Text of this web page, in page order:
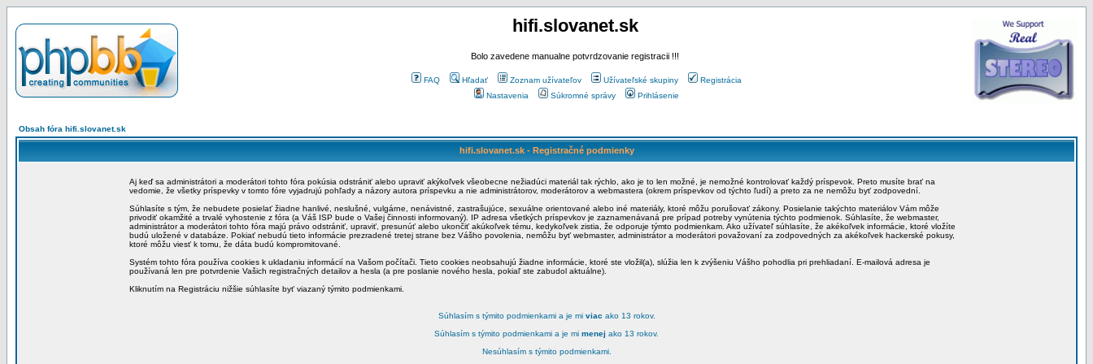
hifi.slovanet.sk
Bolo zavedene manualne potvrdzovanie registracii !!!
FAQ Hľadať Zoznam užívateľov Užívateľské skupiny
Registrácia
Nastavenia
Súkromné správy Prihlásenie
Obsah fóra hifi.slovanet.sk
hifi.slovanet.sk - Registračné podmienky
Aj keď sa administrátori a moderátori tohto fóra pokúsia odstrániť alebo upraviť akýkoľvek všeobecne nežiadúci materiál tak rýchlo, ako je to len možné, je nemožné kontrolovať každý príspevok. Preto musíte brať na
vedomie, že všetky príspevky v tomto fóre vyjadrujú pohľady a názory autora príspevku a nie administrátorov, moderátorov a webmastera (okrem príspevkov od týchto ľudí) a preto za ne nemôžu byť zodpovední.
Súhlasíte s tým, že nebudete posielať žiadne hanlivé, neslušné, vulgárne, nenávistné, zastrašujúce, sexuálne orientované alebo iné materiály, ktoré môžu porušovať zákony. Posielanie takýchto materiálov Vám môže
privodiť okamžité a trvalé vyhostenie z fóra (a Váš ISP bude o Vašej činnosti informovaný). IP adresa všetkých príspevkov je zaznamenávaná pre prípad potreby vynútenia týchto podmienok. Súhlasíte, že webmaster,
administrátor a moderátori tohto fóra majú právo odstrániť, upraviť, presunúť alebo ukončiť akúkoľvek tému, kedykoľvek zistia, že odporuje týmto podmienkam. Ako užívateľ súhlasíte, že akékoľvek informácie, ktoré vložíte
budú uložené v databáze. Pokiať nebudú tieto informácie prezradené tretej strane bez Vášho povolenia, nemôžu byť webmaster, administrátor a moderátori považovaní za zodpovedných za akékoľvek hackerské pokusy,
ktoré môžu viesť k tomu, že dáta budú kompromitované.
Systém tohto fóra používa cookies k ukladaniu informácií na Vašom počítači. Tieto cookies neobsahujú žiadne informácie, ktoré ste vložil(a), slúžia len k zvýšeniu Vášho pohodlia pri prehliadaní. E-mailová adresa je
používaná len pre potvrdenie Vašich registračných detailov a hesla (a pre poslanie nového hesla, pokiaľ ste zabudol aktuálne).
Kliknutím na Registráciu nižšie súhlasíte byť viazaný týmito podmienkami.
Súhlasím s týmito podmienkami a je mi viac ako 13 rokov.
Súhlasím s týmito podmienkami a je mi menej ako 13 rokov.
Nesúhlasím s týmito podmienkami.